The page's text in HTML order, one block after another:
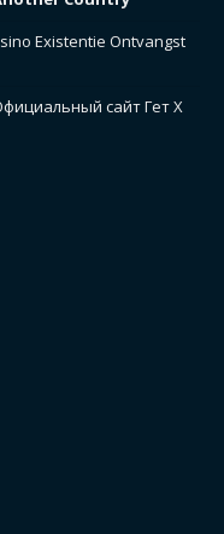
Existentie Ontvangst